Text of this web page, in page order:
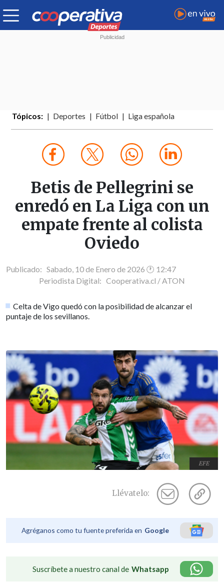
Tópicos: Deportes Fútbol Liga española
Betis de Pellegrini se
enredó en La Liga con un
empate frente al colista
Oviedo
Publicado: Sabado, 10 de Enero de 2026 🕐 12:47
Periodista Digital: Cooperativa.cl / ATON
Celta de Vigo quedó con la posibilidad de alcanzar el
puntaje de los sevillanos.
EFE
Llévatelo:
Agréganos como tu fuente preferida en Google
Suscríbete a nuestro canal de Whatsapp